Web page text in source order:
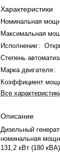
Характеристики
Номинальная
Максимальная
Исполнение :
Степень
Марка двигателя :
Коэффициент
Все
Описание
Дизельный
номинальная
131,2 кВт (180